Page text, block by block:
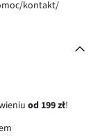
kontakt/
od 199 zł!